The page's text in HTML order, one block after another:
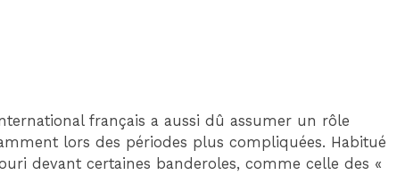
français a aussi dû assumer un rôle
lors des périodes plus compliquées. Habitué
devant certaines banderoles, comme celle des «